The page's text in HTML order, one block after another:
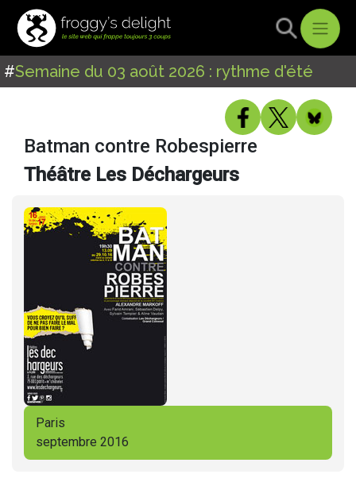
#Semaine du 03 août 2026 : rythme d'été
Batman contre Robespierre
Théâtre Les Déchargeurs
Paris
septembre 2016